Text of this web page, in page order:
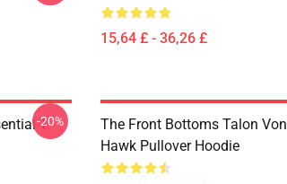
15,64 £ - 36,26 £
T-
-20%
The Front Bottoms Talon
Hawk Pullover Hoodie